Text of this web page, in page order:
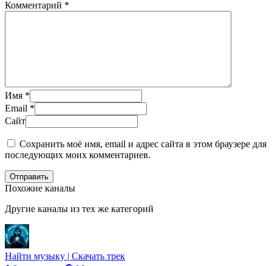
Комментарий *
Имя *
Email *
Сайт
Сохранить моё имя, email и адрес сайта в этом браузере для
последующих моих комментариев.
Отправить
Похожие каналы
Другие каналы из тех же категорий
Найти музыку | Скачать трек